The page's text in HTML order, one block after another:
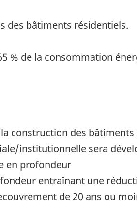
des bâtiments résidentiels.
% de la consommation
construction des
institutionnelle sera
en profondeur
entraînant une
de 20 ans ou